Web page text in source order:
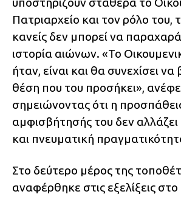
Πατριαρχείο και τον ρόλο του,
κανείς δεν μπορεί να
ιστορία αιώνων. «Το
ήταν, είναι και θα συνεχίσει να
θέση που του προσήκει»,
σημειώνοντας ότι η
αμφισβήτησής του δεν αλλάζει
και πνευματική
Στο δεύτερο μέρος της
αναφέρθηκε στις εξελίξεις στο